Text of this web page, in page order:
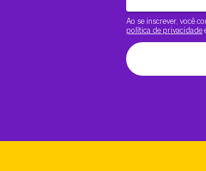
Ao se inscrever, você
política de privacidade